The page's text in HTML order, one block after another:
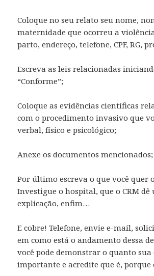
Coloque no seu relato seu nome,
maternidade que ocorreu a
parto, endereço, telefone, CPF, RG,
Escreva as leis relacionadas
“Conforme”;
Coloque as evidências científicas
com o procedimento invasivo que
verbal, físico e psicológico;
Anexe os documentos mencionados;
Por último escreva o que você quer
Investigue o hospital, que o CRM dê
explicação, enfim…
E cobre! Telefone, envie e-mail,
em como está o andamento dessa
você pode demonstrar o quanto sua
importante e acredite que é, porque